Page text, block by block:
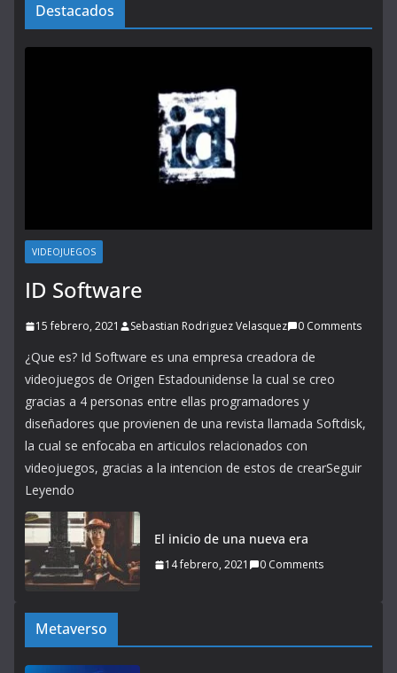
Destacados
VIDEOJUEGOS
ID Software
15 febrero, 2021 Sebastian Rodriguez Velasquez 0 Comments
¿Que es? Id Software es una empresa creadora de
videojuegos de Origen Estadounidense la cual se creo
gracias a 4 personas entre ellas programadores y
diseñadores que provienen de una revista llamada Softdisk,
la cual se enfocaba en articulos relacionados con
videojuegos, gracias a la intencion de estos de crearSeguir
Leyendo
El inicio de una nueva era
14 febrero, 2021 0 Comments
Metaverso